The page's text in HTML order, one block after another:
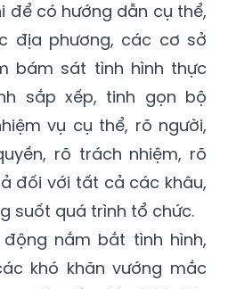
cơ quan, địa phương:
văn bản chỉ đạo, hoạt
để có hướng dẫn cụ thể,
địa phương, các cơ sở
bám sát tình hình thực
sắp xếp, tinh gọn bộ
vụ cụ thể, rõ người,
rõ trách nhiệm, rõ
đối với tất cả các khâu,
suốt quá trình tổ chức.